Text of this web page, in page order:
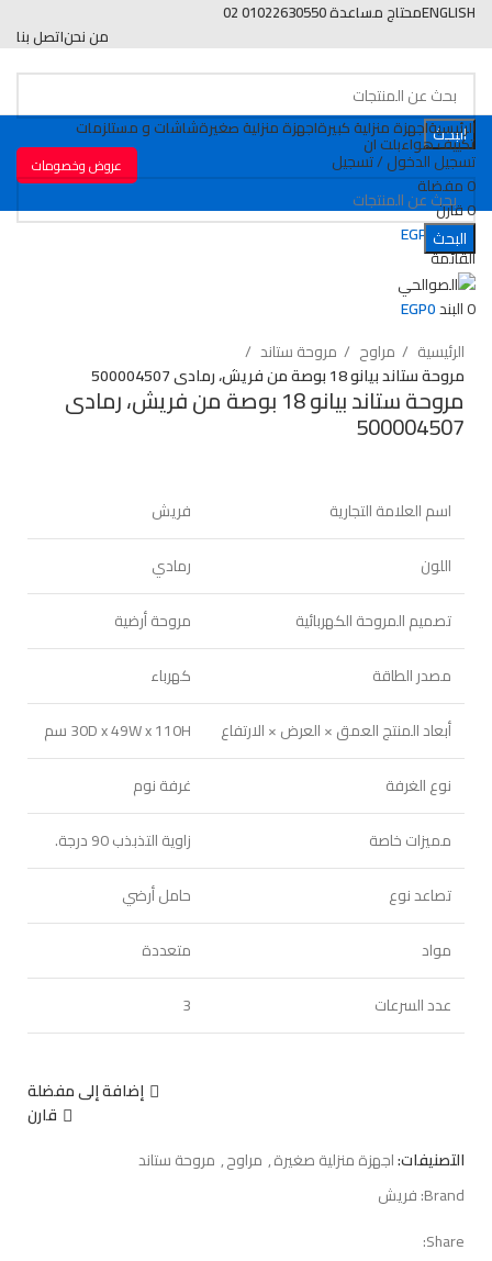
ENGLISHمحتاج مساعدة 01022630550 02
من نحناتصل بنا
البحث
تسجيل الدخول / تسجيل
0مفضلة
0قارن
0البند EGP0
القائمة
0البند EGP0
الرئيسيةاجهزة منزلية كبيرةاجهزة منزلية صغيرةشاشات و مستلزمات
تكييف هواءبلت ان
عروض وخصومات
البحث
اضغط للتكبير
الرئيسية
مراوح
مروحة ستاند
مروحة ستاند بيانو 18 بوصة من فريش، رمادى 500004507
مروحة ستاند بيانو 18 بوصة من فريش، رمادى
500004507
اسم العلامة التجارية
فريش
اللون
رمادي
تصميم المروحة الكهربائية
مروحة أرضية
مصدر الطاقة
كهرباء
أبعاد المنتج العمق × العرض × الارتفاع
30D x 49W x 110H سم
نوع الغرفة
غرفة نوم
مميزات خاصة
زاوية التذبذب 90 درجة.
تصاعد نوع
حامل أرضي
مواد
متعددة
عدد السرعات
3
إضافة إلى مفضلة
قارن
التصنيفات:اجهزة منزلية صغيرة, مراوح, مروحة ستاند
Brand: فريش
Share: